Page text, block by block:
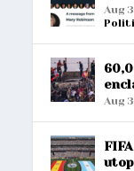
Aug
Aug